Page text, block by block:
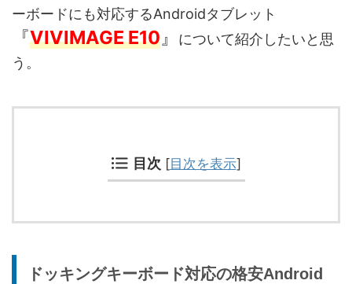
ーボードにも対応するAndroidタブレット
『VIVIMAGE E10』
について紹介したいと思
う。
目次 [目次を表示]
ドッキングキーボード対応の格安Android